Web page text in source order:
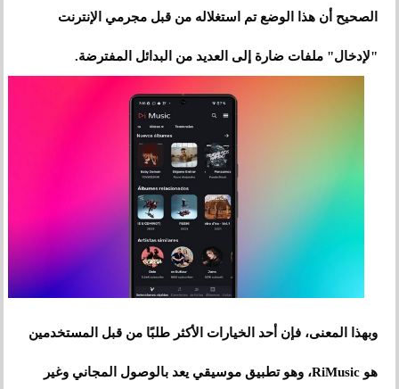
الصحيح أن هذا الوضع تم استغلاله من قبل مجرمي الإنترنت
"لإدخال" ملفات ضارة إلى العديد من البدائل المفترضة.
وبهذا المعنى، فإن أحد الخيارات الأكثر طلبًا من قبل المستخدمين
هو RiMusic، وهو تطبيق موسيقي يعد بالوصول المجاني وغير